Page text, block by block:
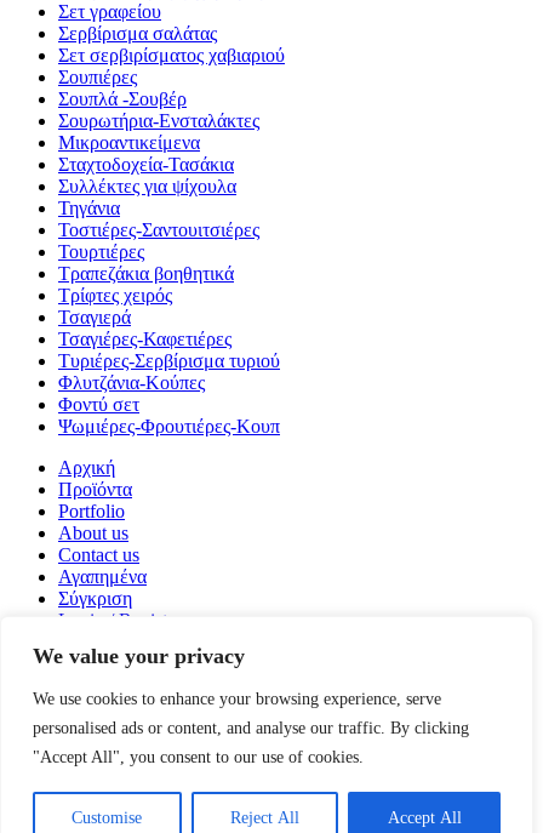
We value your privacy
We use cookies to enhance your browsing experience, serve
personalised ads or content, and analyse our traffic. By clicking
"Accept All", you consent to our use of cookies.
Customise Reject All Accept All
Σετ γραφείου
Σερβίρισμα σαλάτας
Σετ σερβιρίσματος χαβιαριού
Σουπιέρες
Σουπλά -Σουβέρ
Σουρωτήρια-Ενσταλάκτες
Μικροαντικείμενα
Σταχτοδοχεία-Τασάκια
Συλλέκτες για ψίχουλα
Τηγάνια
Τοστιέρες-Σαντουιτσιέρες
Τουρτιέρες
Τραπεζάκια βοηθητικά
Τρίφτες χειρός
Τσαγιερά
Τσαγιέρες-Καφετιέρες
Τυριέρες-Σερβίρισμα τυριού
Φλυτζάνια-Κούπες
Φοντύ σετ
Ψωμιέρες-Φρουτιέρες-Κουπ
Αρχική
Προϊόντα
Portfolio
About us
Contact us
Αγαπημένα
Σύγκριση
Login / Register
Καλάθι
Search
Ξεκινήστε να πληκτρολογείτε για να δείτε τα προϊόντα που
ψάχνετε.
Αγαπημένα